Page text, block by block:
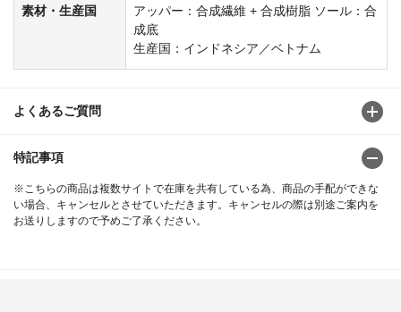
素材・生産国
アッパー：合成繊維 + 合成樹脂 ソール：合
成底
生産国：インドネシア／ベトナム
よくあるご質問
特記事項
※こちらの商品は複数サイトで在庫を共有している為、商品の手配ができな
い場合、キャンセルとさせていただきます。キャンセルの際は別途ご案内を
お送りしますので予めご了承ください。